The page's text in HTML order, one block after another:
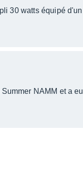
30 watts équipé d'un
NAMM et a eu